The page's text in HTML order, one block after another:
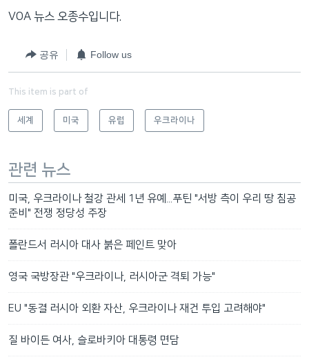
VOA 뉴스 오종수입니다.
공유 Follow us
This item is part of
세계 미국 유럽 우크라이나
관련 뉴스
미국, 우크라이나 철강 관세 1년 유예...푸틴 "서방 측이 우리 땅 침공
준비" 전쟁 정당성 주장
폴란드서 러시아 대사 붉은 페인트 맞아
영국 국방장관 "우크라이나, 러시아군 격퇴 가능"
EU "동결 러시아 외환 자산, 우크라이나 재건 투입 고려해야"
질 바이든 여사, 슬로바키아 대통령 면담